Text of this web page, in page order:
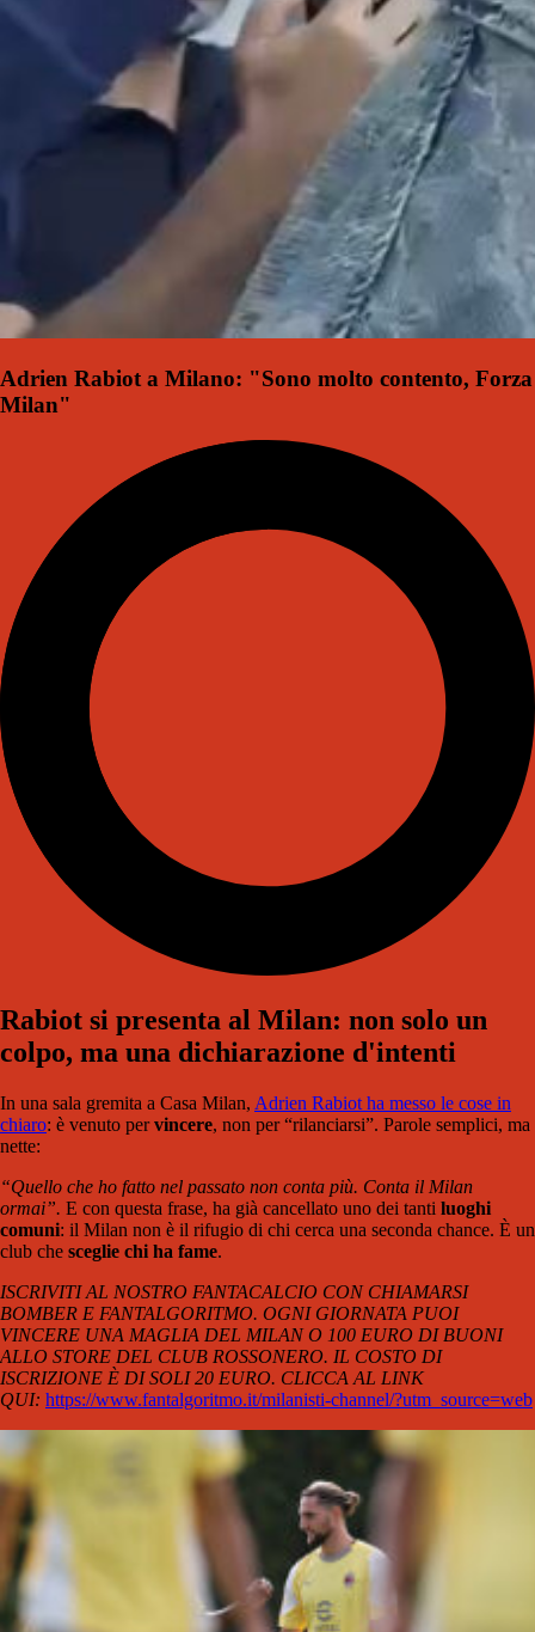
Adrien Rabiot a Milano: "Sono molto contento, Forza
Milan"
Rabiot si presenta al Milan: non solo un
colpo, ma una dichiarazione d'intenti
In una sala gremita a Casa Milan, Adrien Rabiot ha messo le cose in
chiaro: è venuto pervincere, non per “rilanciarsi”. Parole semplici, ma
nette:
“Quello che ho fatto nel passato non conta più. Conta il Milan
ormai”. E con questa frase, ha già cancellato uno dei tanti luoghi
comuni: il Milan non è il rifugio di chi cerca una seconda chance. È un
club che sceglie chi ha fame.
ISCRIVITI AL NOSTRO FANTACALCIO CON CHIAMARSI
BOMBER E FANTALGORITMO. OGNI GIORNATA PUOI
VINCERE UNA MAGLIA DEL MILAN O 100 EURO DI BUONI
ALLO STORE DEL CLUB ROSSONERO. IL COSTO DI
ISCRIZIONE È DI SOLI 20 EURO. CLICCA AL LINK
QUI: https://www.fantalgoritmo.it/milanisti-channel/?utm_source=web